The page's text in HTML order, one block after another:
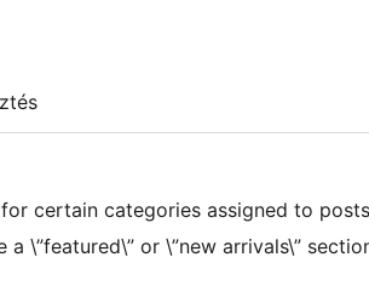
certain categories assigned to posts
\”featured\” or \”new arrivals\”